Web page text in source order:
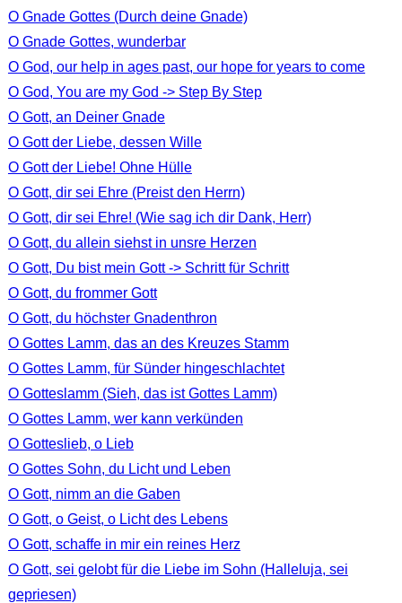
O Gnade Gottes (Durch deine Gnade)
O Gnade Gottes, wunderbar
O God, our help in ages past, our hope for years to come
O God, You are my God -> Step By Step
O Gott, an Deiner Gnade
O Gott der Liebe, dessen Wille
O Gott der Liebe! Ohne Hülle
O Gott, dir sei Ehre (Preist den Herrn)
O Gott, dir sei Ehre! (Wie sag ich dir Dank, Herr)
O Gott, du allein siehst in unsre Herzen
O Gott, Du bist mein Gott -> Schritt für Schritt
O Gott, du frommer Gott
O Gott, du höchster Gnadenthron
O Gottes Lamm, das an des Kreuzes Stamm
O Gottes Lamm, für Sünder hingeschlachtet
O Gotteslamm (Sieh, das ist Gottes Lamm)
O Gottes Lamm, wer kann verkünden
O Gotteslieb, o Lieb
O Gottes Sohn, du Licht und Leben
O Gott, nimm an die Gaben
O Gott, o Geist, o Licht des Lebens
O Gott, schaffe in mir ein reines Herz
O Gott, sei gelobt für die Liebe im Sohn (Halleluja, sei
gepriesen)